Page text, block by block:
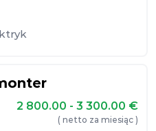
2 800.00 - 3 300.00 €
( netto za miesiąc )